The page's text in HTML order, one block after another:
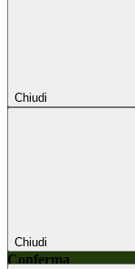
Chiudi
Chiudi
Conferma